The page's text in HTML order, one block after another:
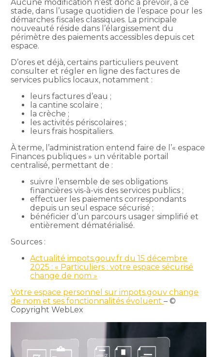
Aucune modification n’est donc à prévoir, à ce
stade, dans l’usage quotidien de l’espace pour les
démarches fiscales classiques. La principale
nouveauté réside dans l’élargissement du
périmètre des paiements accessibles depuis cet
espace.
D’ores et déjà, certains particuliers peuvent
consulter et régler en ligne des factures de
services publics locaux, notamment :
leurs factures d’eau ;
la cantine scolaire ;
la crèche ;
les activités périscolaires ;
leurs frais hospitaliers.
À terme, l’administration entend faire de l’« espace
Finances publiques » un véritable portail
centralisé, permettant de :
suivre l’ensemble de ses obligations
financières vis-à-vis des services publics ;
effectuer les paiements correspondants
depuis un seul espace sécurisé ;
bénéficier d’un parcours usager simplifié et
entièrement dématérialisé.
Sources :
Actualité impots.gouv.fr du 15 décembre
2025 : « Particuliers : votre espace sécurisé
change de nom »
Votre espace personnel sur impots.gouv change
de nom et ses fonctionnalités évoluent– ©
Copyright WebLex